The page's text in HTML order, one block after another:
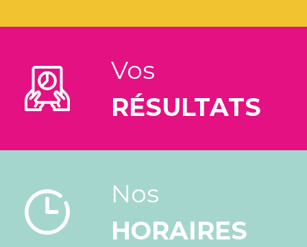
Vos
RÉSULTATS
Nos
HORAIRES